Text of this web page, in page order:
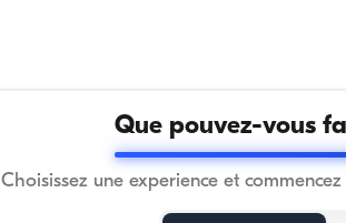
Que pouvez-vous
Choisissez une experience et